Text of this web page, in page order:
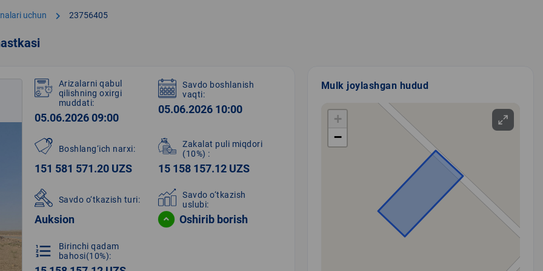
uchun chevron_right 23756405
Arizalarni qabul
qilishning oxirgi
muddati:
05.06.2026 09:00
Savdo boshlanish
vaqti:
05.06.2026 10:00
Boshlang‘ich narxi:
151 581 571.20 UZS
Zakalat puli miqdori
(10%) :
15 158 157.12 UZS
Savdo o‘tkazish turi:
Auksion
Savdo o‘tkazish
uslubi:
Oshirib borish
format_list_numbered
Birinchi qadam
bahosi(10%):
Mulk joylashgan hudud
+
−